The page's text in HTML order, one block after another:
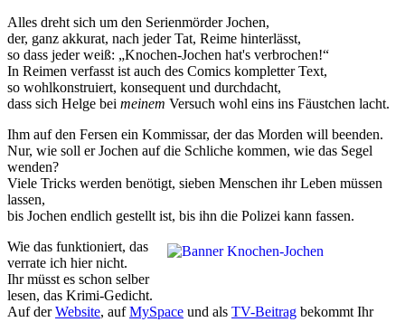
Alles dreht sich um den Serienmörder Jochen,
der, ganz akkurat, nach jeder Tat, Reime hinterlässt,
so dass jeder weiß: „Knochen-Jochen hat's verbrochen!“
In Reimen verfasst ist auch des Comics kompletter Text,
so wohlkonstruiert, konsequent und durchdacht,
dass sich Helge bei meinem Versuch wohl eins ins Fäustchen lacht.
Ihm auf den Fersen ein Kommissar, der das Morden will beenden.
Nur, wie soll er Jochen auf die Schliche kommen, wie das Segel
wenden?
Viele Tricks werden benötigt, sieben Menschen ihr Leben müssen
lassen,
bis Jochen endlich gestellt ist, bis ihn die Polizei kann fassen.
Wie das funktioniert, das
verrate ich hier nicht.
Ihr müsst es schon selber
lesen, das Krimi-Gedicht.
Auf derWebsite, aufMySpace und als TV-Beitrag bekommt Ihr